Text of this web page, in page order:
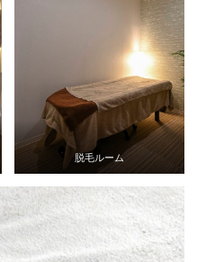
脱毛ルーム